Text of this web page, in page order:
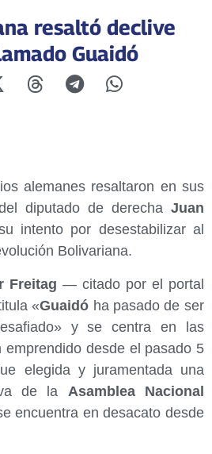
resaltó declive
Guaidó
alemanes resaltaron en sus
diputado de derecha Juan
intento por desestabilizar al
Bolivariana.
Freitag — citado por el portal
«Guaidó ha pasado de ser
y se centra en las
emprendido desde el pasado 5
elegida y juramentada una
de la Asamblea Nacional
encuentra en desacato desde